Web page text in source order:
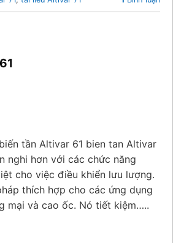
tần Altivar 61 bien tan Altivar
nghi hơn với các chức năng
cho việc điều khiển lưu lượng.
thích hợp cho các ứng dụng
mại và cao ốc. Nó tiết kiệm…..